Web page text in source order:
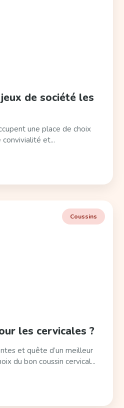
de société les
une place de choix
et...
Coussins
les cervicales ?
et quête d’un meilleur
du bon coussin cervical...